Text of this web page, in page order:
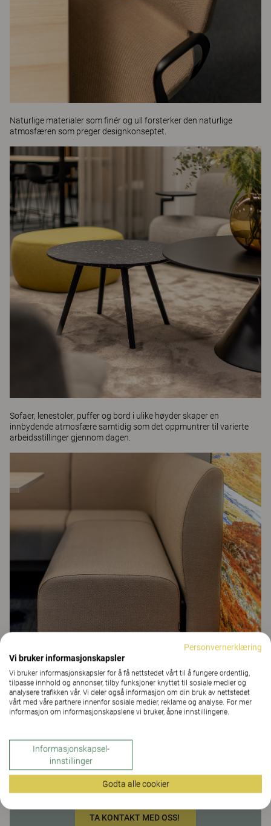
Naturlige materialer som finér og ull forsterker den naturlige
atmosfæren som preger designkonseptet.
Sofaer, lenestoler, puffer og bord i ulike høyder skaper en
innbydende atmosfære samtidig som det oppmuntrer til varierte
arbeidsstillinger gjennom dagen.
forekommer.
Ble du inspirert av dette prosjektet?
TA KONTAKT MED OSS!
Personvernerklæring
Vi bruker informasjonskapsler
Vi bruker informasjonskapsler for å få nettstedet vårt til å fungere ordentlig,
tilpasse innhold og annonser, tilby funksjoner knyttet til sosiale medier og
analysere trafikken vår. Vi deler også informasjon om din bruk av nettstedet
vårt med våre partnere innenfor sosiale medier, reklame og analyse. For mer
informasjon om informasjonskapslene vi bruker, åpne innstillingene.
Informasjonskapsel-
innstillinger
Godta alle cookier